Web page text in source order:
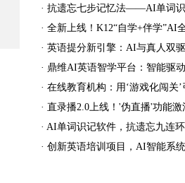
· 英语提分新引擎：AI与真人双